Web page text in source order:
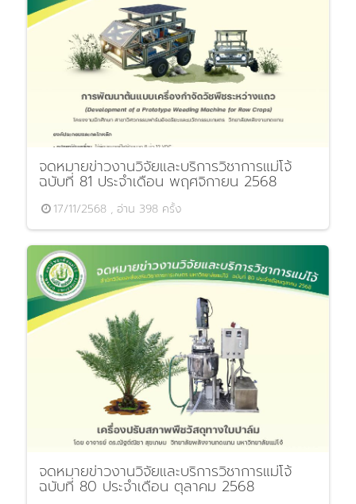
จดหมายข่าวงานวิจัยและบริการวิชาการแม่โจ้
ฉบับที่ 81 ประจำเดือน พฤศจิกายน 2568
17/11/2568 , อ่าน 398 ครั้ง
จดหมายข่าวงานวิจัยและบริการวิชาการแม่โจ้
ฉบับที่ 80 ประจำเดือน ตุลาคม 2568